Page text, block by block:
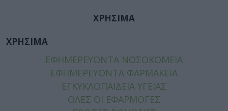
ΧΡΗΣΙΜΑ
ΧΡΗΣΙΜΑ
ΕΦΗΜΕΡΕΥΟΝΤΑ ΝΟΣΟΚΟΜΕΙΑ
ΕΦΗΜΕΡΕΥΟΝΤΑ ΦΑΡΜΑΚΕΙΑ
ΕΓΚΥΚΛΟΠΑΙΔΕΙΑ ΥΓΕΙΑΣ
ΟΛΕΣ ΟΙ ΕΦΑΡΜΟΓΕΣ